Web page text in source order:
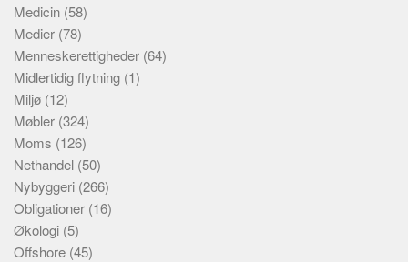
Medicin (58)
Medier (78)
Menneskerettigheder (64)
Midlertidig flytning (1)
Miljø (12)
Møbler (324)
Moms (126)
Nethandel (50)
Nybyggeri (266)
Obligationer (16)
Økologi (5)
Offshore (45)